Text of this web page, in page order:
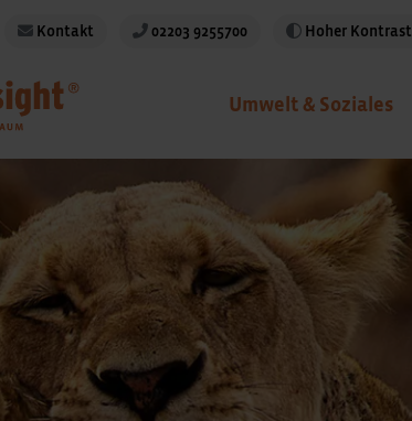
Kontakt 02203 9255700 Hoher Kontrast
Umwelt & Soziales